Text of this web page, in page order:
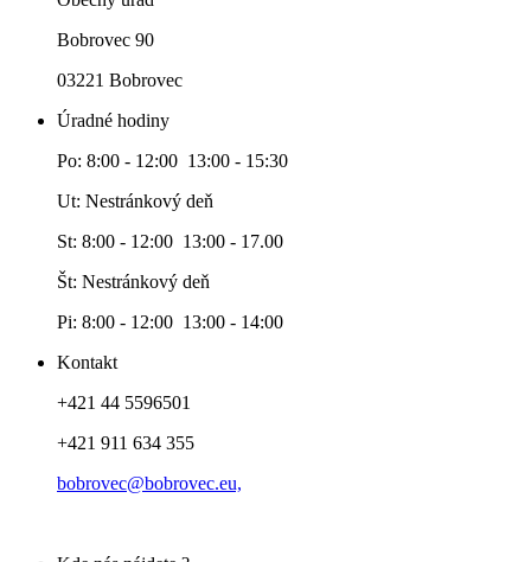
Bobrovec 90
03221 Bobrovec
Úradné hodiny
Po: 8:00 - 12:00 13:00 - 15:30
Ut: Nestránkový deň
St: 8:00 - 12:00 13:00 - 17.00
Št: Nestránkový deň
Pi: 8:00 - 12:00 13:00 - 14:00
Kontakt
+421 44 5596501
+421 911 634 355
bobrovec@bobrovec.eu,